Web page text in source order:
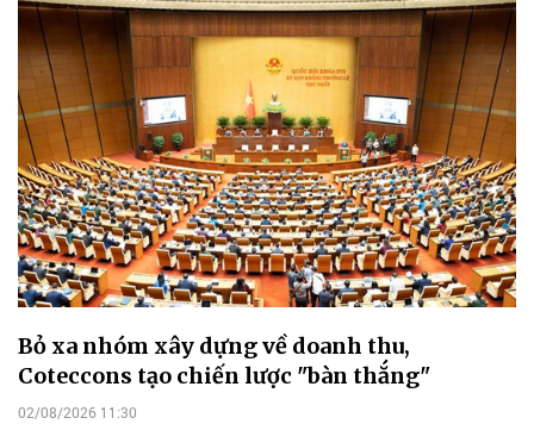
Bỏ xa nhóm xây dựng về doanh thu,
Coteccons tạo chiến lược "bàn thắng"
02/08/2026 11:30